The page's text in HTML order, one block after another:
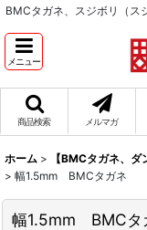
BMCタガネ、スジボリ（ス
メニュー
商品検索 メルマガ
ホーム > 【BMCタガネ、ダ
> 幅1.5mm BMCタガネ
幅1.5mm BMCタ